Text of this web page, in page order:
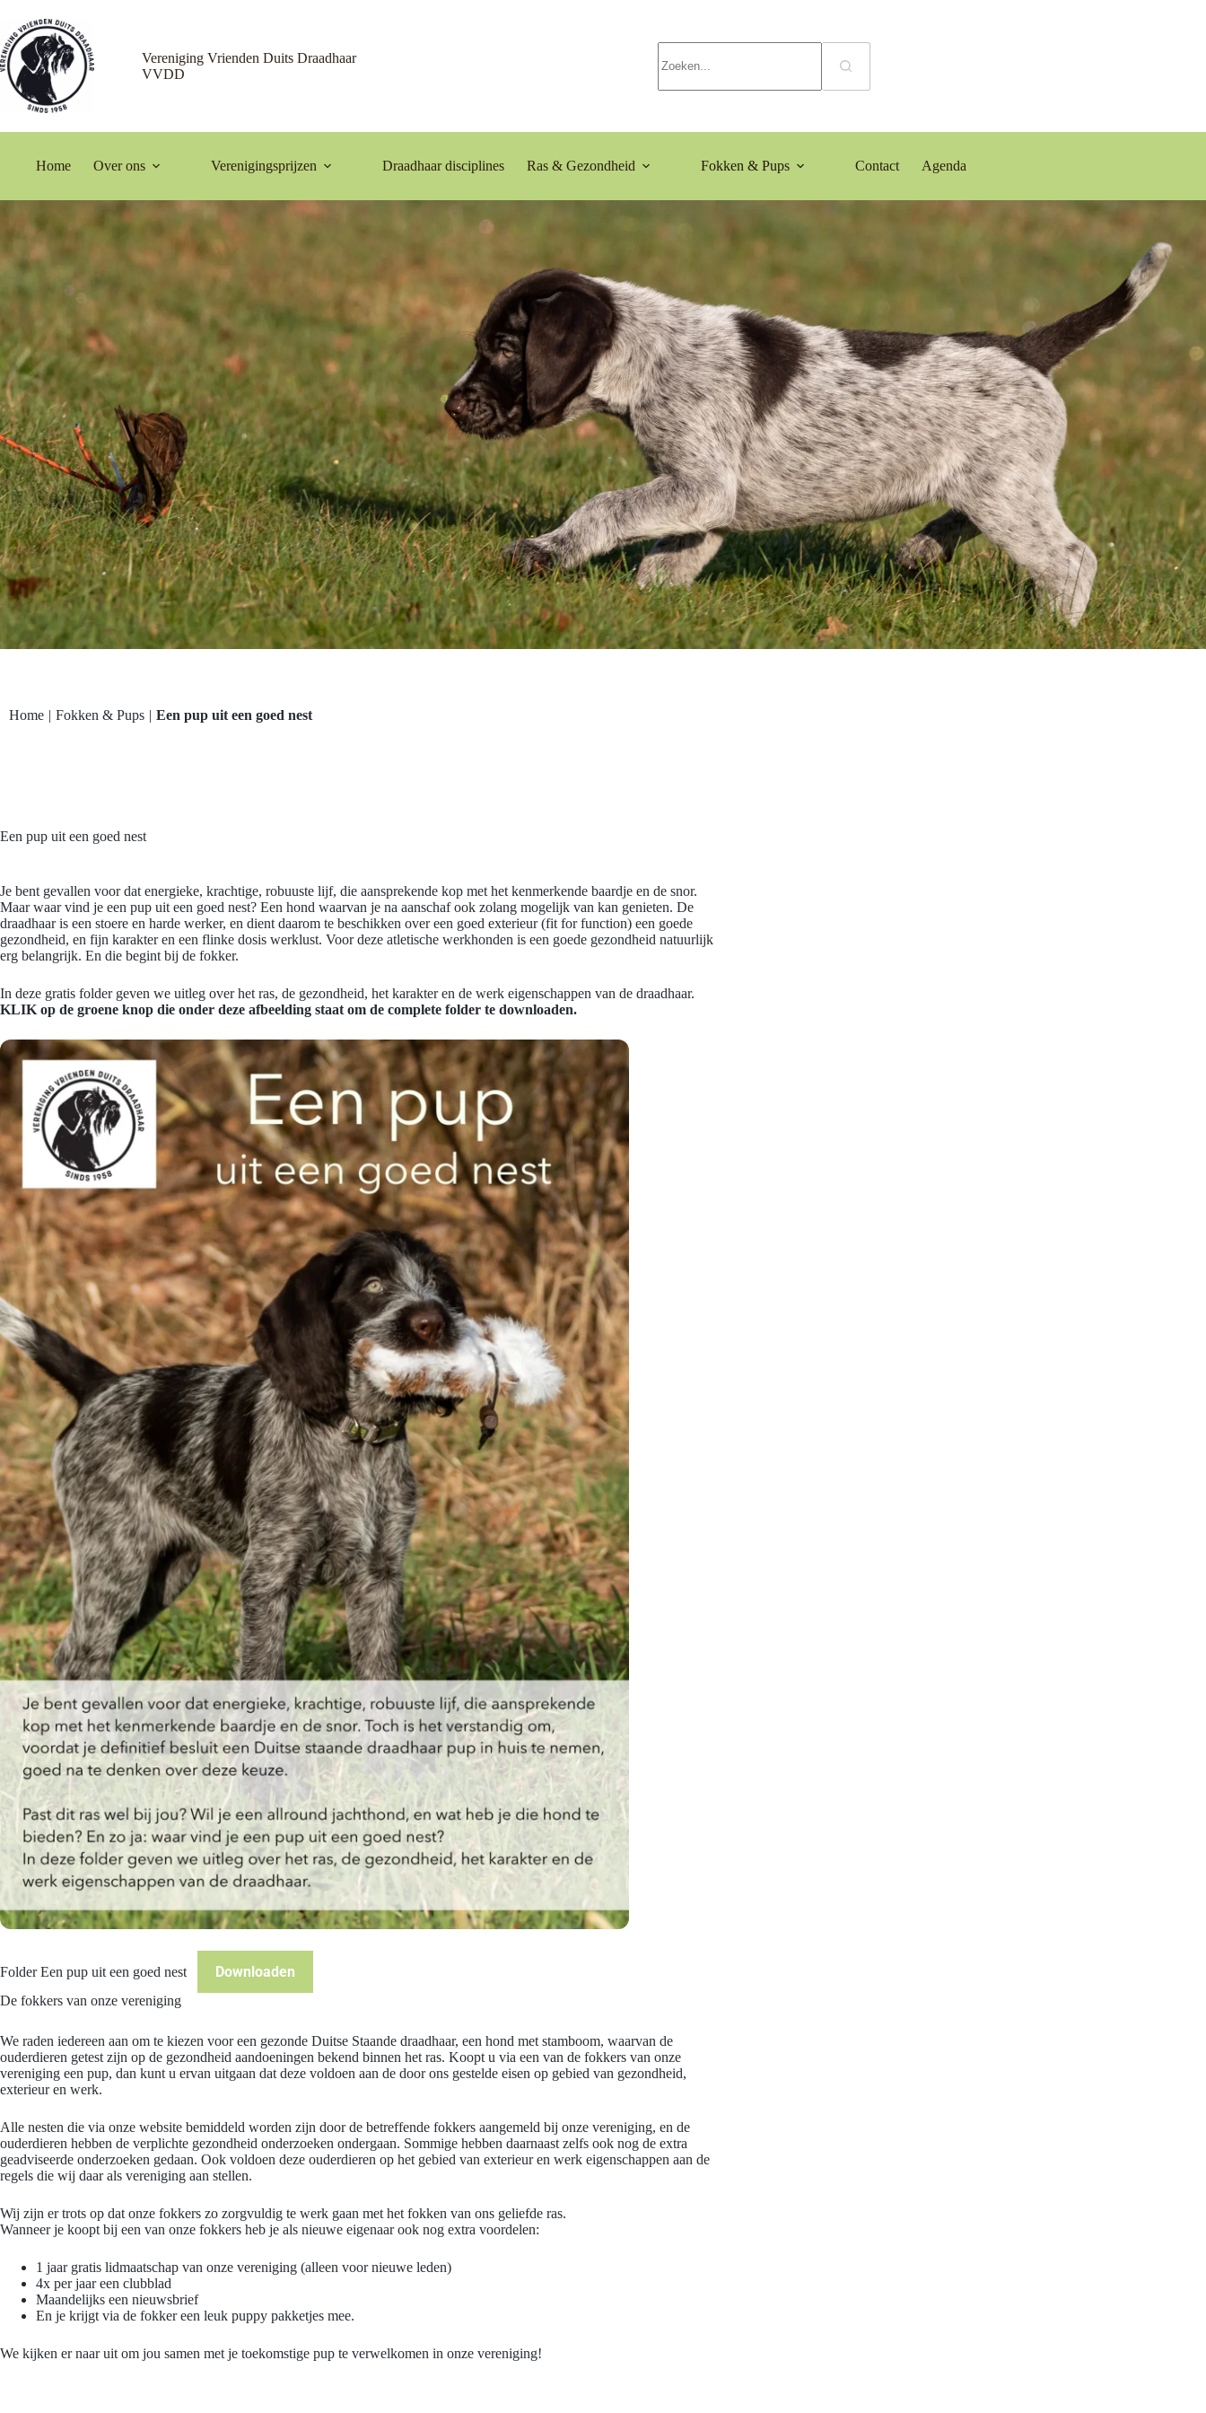
naar
de
inhoud
Vereniging Vrienden Duits Draadhaar
VVDD
Home Over ons Verenigingsprijzen Draadhaar disciplines Ras & Gezondheid Fokken & Pups Contact Agenda
Home | Fokken & Pups | Een pup uit een goed nest
Een pup uit een goed nest
Je bent gevallen voor dat energieke, krachtige, robuuste lijf, die aansprekende kop met het kenmerkende baardje en de snor.
Maar waar vind je een pup uit een goed nest? Een hond waarvan je na aanschaf ook zolang mogelijk van kan genieten. De
draadhaar is een stoere en harde werker, en dient daarom te beschikken over een goed exterieur (fit for function) een goede
gezondheid, en fijn karakter en een flinke dosis werklust. Voor deze atletische werkhonden is een goede gezondheid natuurlijk
erg belangrijk. En die begint bij de fokker.
In deze gratis folder geven we uitleg over het ras, de gezondheid, het karakter en de werk eigenschappen van de draadhaar.
KLIK op de groene knop die onder deze afbeelding staat om de complete folder te downloaden.
Folder Een pup uit een goed nest Downloaden
De fokkers van onze vereniging
We raden iedereen aan om te kiezen voor een gezonde Duitse Staande draadhaar, een hond met stamboom, waarvan de
ouderdieren getest zijn op de gezondheid aandoeningen bekend binnen het ras. Koopt u via een van de fokkers van onze
vereniging een pup, dan kunt u ervan uitgaan dat deze voldoen aan de door ons gestelde eisen op gebied van gezondheid,
exterieur en werk.
Alle nesten die via onze website bemiddeld worden zijn door de betreffende fokkers aangemeld bij onze vereniging, en de
ouderdieren hebben de verplichte gezondheid onderzoeken ondergaan. Sommige hebben daarnaast zelfs ook nog de extra
geadviseerde onderzoeken gedaan. Ook voldoen deze ouderdieren op het gebied van exterieur en werk eigenschappen aan de
regels die wij daar als vereniging aan stellen.
Wij zijn er trots op dat onze fokkers zo zorgvuldig te werk gaan met het fokken van ons geliefde ras.
Wanneer je koopt bij een van onze fokkers heb je als nieuwe eigenaar ook nog extra voordelen:
1 jaar gratis lidmaatschap van onze vereniging (alleen voor nieuwe leden)
4x per jaar een clubblad
Maandelijks een nieuwsbrief
En je krijgt via de fokker een leuk puppy pakketjes mee.
We kijken er naar uit om jou samen met je toekomstige pup te verwelkomen in onze vereniging!